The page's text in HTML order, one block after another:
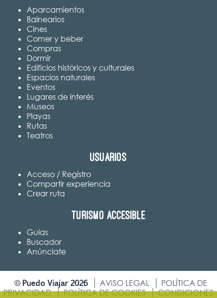
Aparcamientos
Balnearios
Cines
Comer y beber
Compras
Dormir
Edificios históricos y culturales
Espacios naturales
Eventos
Lugares de interés
Museos
Playas
Rutas
Teatros
Usuarios
Acceso / Registro
Compartir experiencia
Crear ruta
Turismo accesible
Guías
Buscador
Anúnciate
© Puedo Viajar 2026 AVISO LEGAL
POLÍTICA DE
PRIVACIDAD
POLÍTICA DE COOKIES
CONDICIONES